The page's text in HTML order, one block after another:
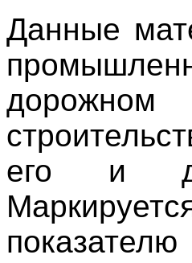
Данные
его и